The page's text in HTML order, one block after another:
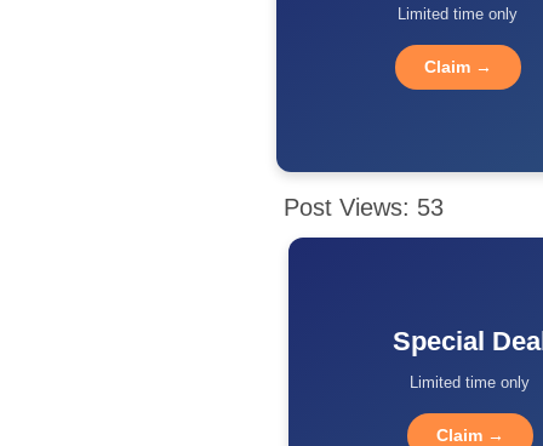
Limited time only
Claim →
Post Views: 53
Special
Limited time only
Claim →